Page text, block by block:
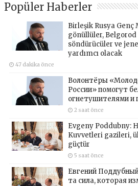
Popüler Haberler
Birleşik Rusya Genç
gönüllüler,
söndürücüler ve
yardımcı olacak
47 dakika önce
Волонтёры
России» помогут
огнетушителями и
2 saat önce
Evgeny Poddubny:
Kuvvetleri gazileri,
güçtür
5 saat önce
Евгений
та сила, которая